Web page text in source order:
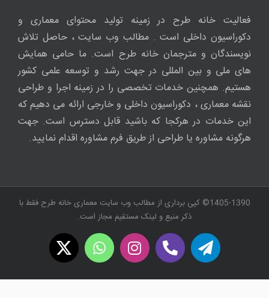
فعالیت خانه طرح در زمینه تولید محتوای معماری و
دکوراسیون داخلی است . مطالب وب سایت ، حاصل تلاش
نویسندگان و مترجمان خانه طرح است. ما حامی همایش
های ملی و بین المللی در جهت رشد و توسعه علمی کشور
هستیم. همچنین خدمات تخصصی را در زمینه اجرا و طراحی
نقشه معماری ، دکوراسیون داخلی و خارجی ارائه می دهیم که
این خدمات در هرکجا که باشید قابل دسترس است. جهت
هرگونه مشاوره یا طراحی از طریق فرم مشاوره اقدام نمایید.
1405-1390© کپی برداری از مطالب وب سایت معماری خانه طرح فقط با
ذکر منبع و لینک مستقیم مجاز است.
Telegram
Twitch
Instagram
WhatsApp
X